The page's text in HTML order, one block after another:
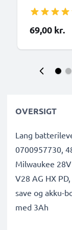
Sony,
69,00 kr.
OVERSIGT
Lang
0700957730,
Milwaukee
V28 AG HX
save og akku-
med 3Ah